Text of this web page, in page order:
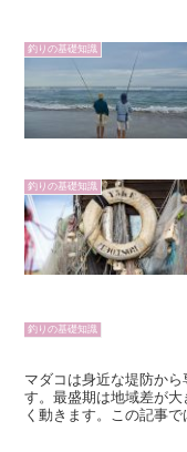
釣りの基礎知識
釣りの基礎知識
釣りの基礎知識
マダコは身近な堤防か
す。最盛期は地域差が
く動きます。この記事
地域別のベストシーズ